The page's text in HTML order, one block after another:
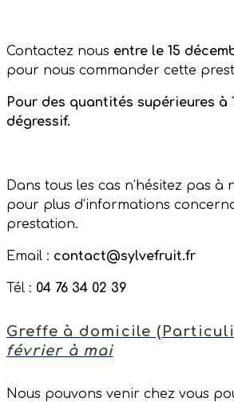
Contactez nous entre le 15
pour nous commander cette
Pour des quantités supérieures à
dégressif.
Dans tous les cas n’hésitez pas à
pour plus d’informations
prestation.
Email : contact@sylvefruit.fr
Tél : 04 76 34 02 39
Greffe à domicile
février à mai
Nous pouvons venir chez vous